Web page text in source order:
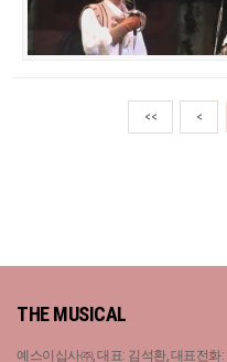
<< <
THE MUSICAL
예스이십사㈜, 대표: 김석환, 대표전화: